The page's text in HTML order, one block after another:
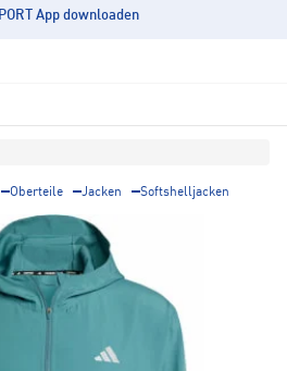
App downloaden
Oberteile Jacken Softshelljacken